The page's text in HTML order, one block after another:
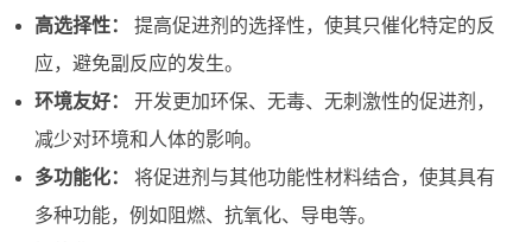
高选择性：
提高促进剂的选择性，使其只催化特定的反
应，避免副反应的发生。
环境友好：
开发更加环保、无毒、无刺激性的促进剂，
减少对环境和人体的影响。
多功能化：
将促进剂与其他功能性材料结合，使其具有
多种功能，例如阻燃、抗氧化、导电等。